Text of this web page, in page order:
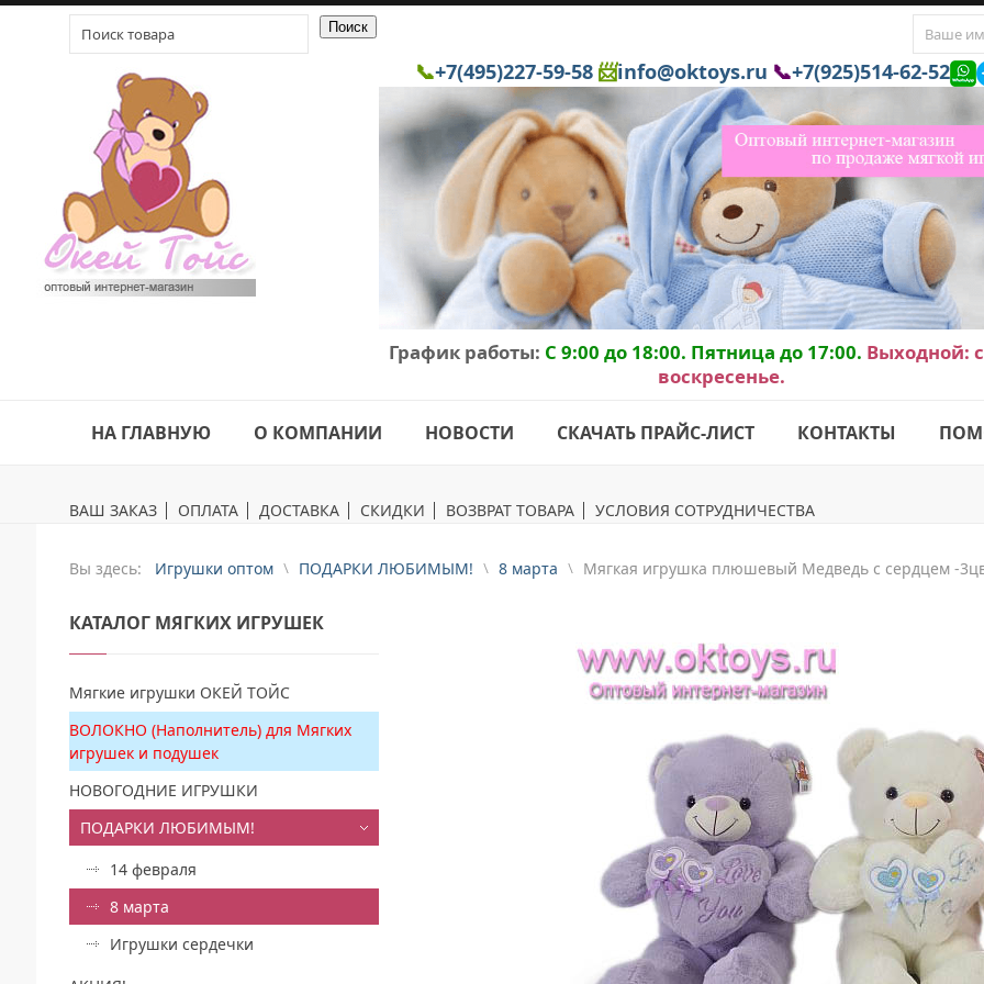
📞+7(495)227-59-58 📨info@oktoys.ru 📞+7(925)514-62-52
График работы: C 9:00 до 18:00. Пятница до 17:00. Выходной:
воскресенье.
НА ГЛАВНУЮ О КОМПАНИИ НОВОСТИ СКАЧАТЬ ПРАЙС-ЛИСТ КОНТАКТЫ
ВАШ ЗАКАЗ ОПЛАТА ДОСТАВКА СКИДКИ ВОЗВРАТ ТОВАРА УСЛОВИЯ СОТРУДНИЧЕСТВА
Вы здесь: Игрушки оптом ПОДАРКИ ЛЮБИМЫМ! 8 марта Mягкая игрушка плюшевый Медведь с сердцем -
КАТАЛОГ МЯГКИХ ИГРУШЕК
Мягкие игрушки ОКЕЙ ТОЙС
ВОЛОКНО (Наполнитель) для Мягких
игрушек и подушек
НОВОГОДНИЕ ИГРУШКИ
ПОДАРКИ ЛЮБИМЫМ!
14 февраля
8 марта
Игрушки сердечки